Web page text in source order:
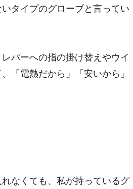
タイプのグローブと言ってい
バーへの指の掛け替えやウイ
「電熱だから」「安いから」
なくても、私が持っているグ